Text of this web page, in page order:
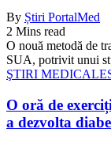
By Știri PortalMed
2 Mins read
O nouă metodă de
SUA, potrivit unui
ŞTIRI MEDICALE
O oră de
a dezvolta